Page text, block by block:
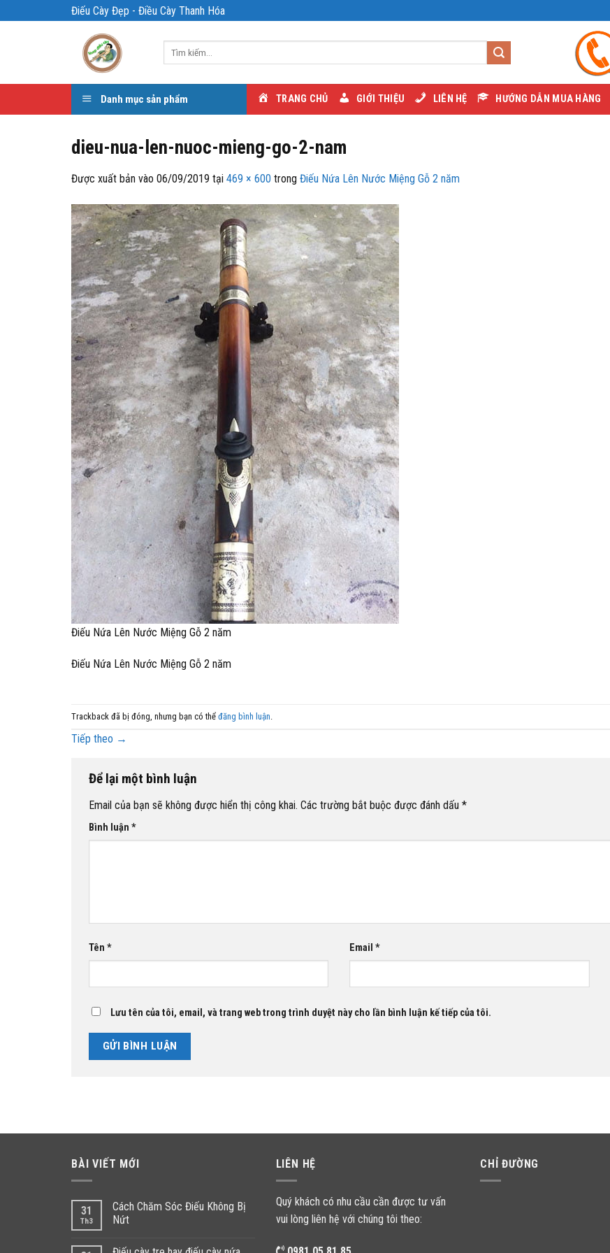
qua
Điếu Cày Đẹp - Điều Cày Thanh Hóa
Danh mục sản phẩm TRANG CHỦ GIỚI THIỆU LIÊN HỆ HƯỚNG DẪN MUA HÀNG
dieu-nua-len-nuoc-mieng-go-2-nam
Được xuất bản vào 06/09/2019 tại 469 × 600 trong Điếu Nứa Lên Nước Miệng Gỗ 2 năm
Điếu Nứa Lên Nước Miệng Gỗ 2 năm
Điếu Nứa Lên Nước Miệng Gỗ 2 năm
Trackback đã bị đóng, nhưng bạn có thể đăng bình luận
Tiếp theo →
Để lại một bình luận
Email của bạn sẽ không được hiển thị công khai. Các trường bắt buộc được đánh dấu *
Bình luận *
Tên * Email*
Lưu tên của tôi, email, và trang web trong trình duyệt này cho lần bình luận kế tiếp của tôi.
BÀI VIẾT MỚI
31
Th3
Cách Chăm Sóc Điếu Không Bị
Nứt
LIÊN HỆ
Quý khách có nhu cầu cần được tư vấn
vui lòng liên hệ với chúng tôi theo:
CHỈ ĐƯỜNG